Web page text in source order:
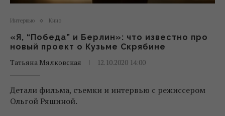
Интервью Кино
«Я, “Победа” и Берлин»: что известно про
новый проект о Кузьме Скрябине
Татьяна Мялковская
12.10.2020 14:00
Детали фильма, съемки и интервью с режиссером
Ольгой Ряшиной.